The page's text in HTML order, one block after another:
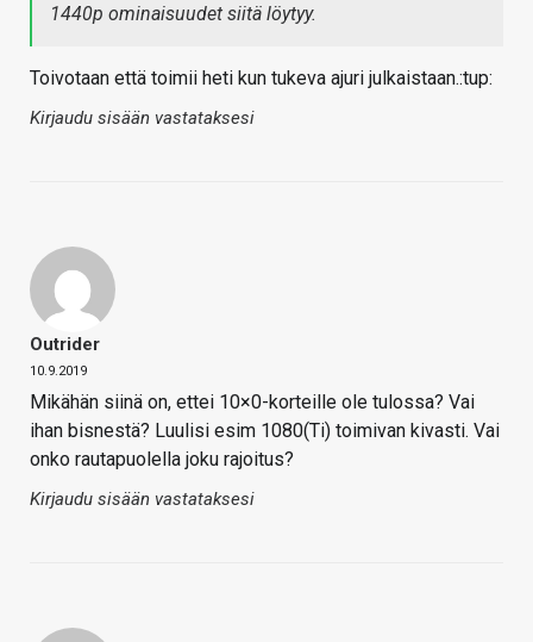
1440p ominaisuudet siitä löytyy.
Toivotaan että toimii heti kun tukeva ajuri julkaistaan.:tup:
Kirjaudu sisään vastataksesi
Outrider
10.9.2019
Mikähän siinä on, ettei 10×0-korteille ole tulossa? Vai
ihan bisnestä? Luulisi esim 1080(Ti) toimivan kivasti. Vai
onko rautapuolella joku rajoitus?
Kirjaudu sisään vastataksesi